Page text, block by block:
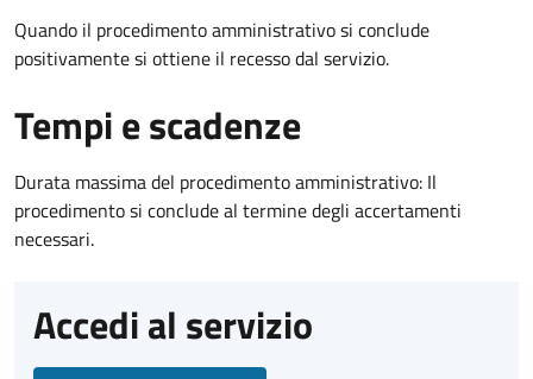
Quando il procedimento amministrativo si conclude
positivamente si ottiene il recesso dal servizio.
Tempi e scadenze
Durata massima del procedimento amministrativo: Il
procedimento si conclude al termine degli accertamenti
necessari.
Accedi al servizio